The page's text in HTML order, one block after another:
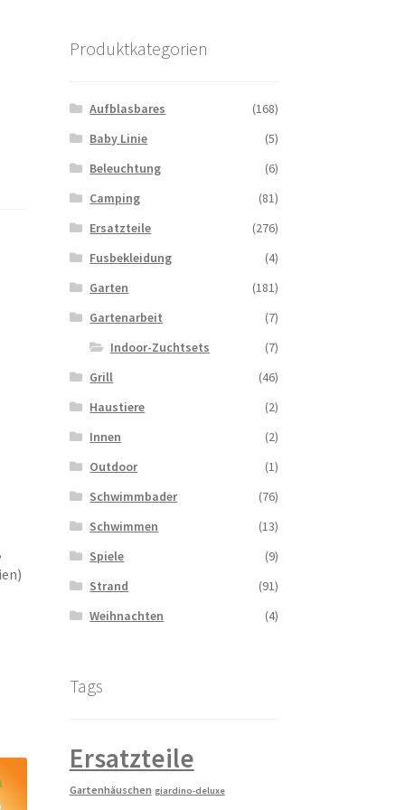
Produktkategorien
Aufblasbares
(168)
Baby Linie
(5)
Beleuchtung
(6)
Camping
(81)
Ersatzteile
(276)
Fusbekleidung
(4)
Garten
(181)
Gartenarbeit
(7)
Indoor-Zuchtsets
(7)
Grill
(46)
Haustiere
(2)
Innen
(2)
Outdoor
(1)
Schwimmbader
(76)
Schwimmen
(13)
Spiele
(9)
Strand
(91)
Weihnachten
(4)
Tags
Ersatzteile
Gartenhäuschen giardino-deluxe